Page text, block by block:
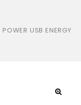
USB ENERGY